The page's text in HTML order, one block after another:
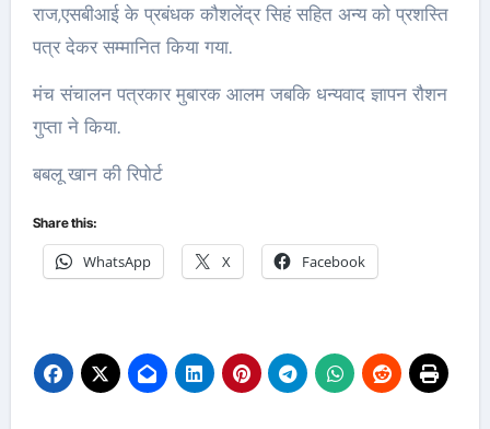
राज,एसबीआई के प्रबंधक कौशलेंद्र सिहं सहित अन्य को प्रशस्ति
पत्र देकर सम्मानित किया गया.
मंच संचालन पत्रकार मुबारक आलम जबकि धन्यवाद ज्ञापन रौशन
गुप्ता ने किया.
बबलू खान की रिपोर्ट
Share this:
WhatsApp X Facebook